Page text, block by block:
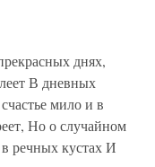
днях,
В дневных
мило и в
Но о случайном
речных кустах И